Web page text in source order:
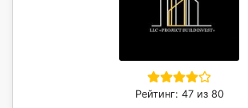
Рейтинг: 47 из 80